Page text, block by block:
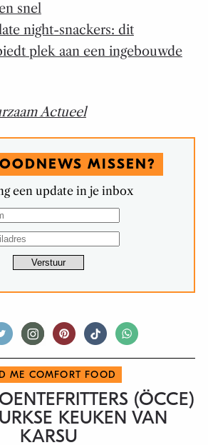
snel
night-snackers: dit
plek aan een ingebouwde
Actueel
MISSEN?
een update in je inbox
ME COMFORT FOOD
(ÖCCE)
KEUKEN VAN
KARSU